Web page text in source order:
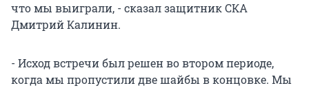
что мы выиграли, - сказал защитник СКА
Дмитрий Калинин.
- Исход встречи был решен во втором периоде,
когда мы пропустили две шайбы в концовке. Мы